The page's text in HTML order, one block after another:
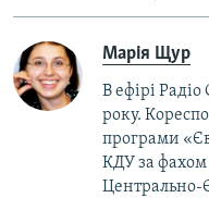
Марія Щур
В ефірі
року.
програми
КДУ за фахом
Центрально-